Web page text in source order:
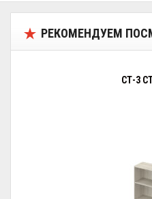
РЕКОМЕНДУЕМ
СТ-3